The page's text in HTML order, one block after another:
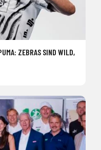
ZEBRAS SIND WILD,